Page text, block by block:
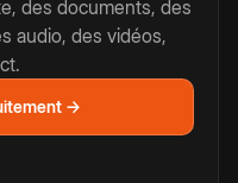
des documents, des
audio, des vidéos,
→